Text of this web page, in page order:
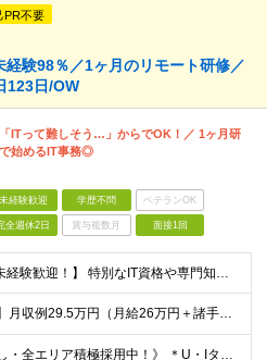
PR不要
経験98％／1ヶ月のリモート研修／
123日/OW
ITって難しそう…」からでOK！／ 1ヶ月研
始めるIT事務◎
未経験歓迎 学歴不問 ベテランOK
全週休2日 賞与複数月 面接1回
【IT業界未経験歓迎！】 特別なIT資格や専門知識は必要ありません。 ・学歴不問（文系・理系不問） ・第二新卒、既卒の方も歓迎 ・20代を中心に幅広い年代が活躍中 ・基本的なPC操作ができる方 ・タ
【首都圏】月収例29.5万円（月給26万円＋諸手当） 【東海・関西】月収例28.5万円（月給25万円＋諸手当） 【九州】月収例26万円（月給23万円＋諸手当） ※経験・スキル・前職給与を踏まえ、総合
《転勤なし・全エリア積極採用中！》 ＊U・Iターンも歓迎 ＊研修はオンライン実施 ★勤務エリアは下記よりお選びいただけます★ 【首都圏】東京・神奈川・千葉・埼玉 【東海】愛知 【関西】大阪、京都、兵庫